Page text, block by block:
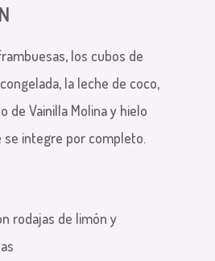
los cubos de
la leche de coco,
de Vainilla Molina y hielo
se integre por completo.
rodajas de limón y